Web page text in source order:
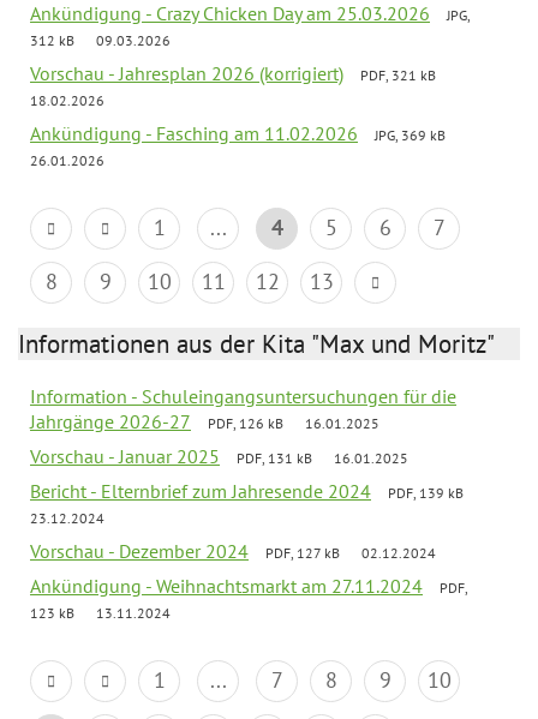
Ankündigung - Crazy Chicken Day am 25.03.2026
JPG,
312 kB
09.03.2026
Vorschau - Jahresplan 2026 (korrigiert)
PDF, 321 kB
18.02.2026
Ankündigung - Fasching am 11.02.2026
JPG, 369 kB
26.01.2026
1 ... 4 5 6
7
8
9 10 11 12 13
Informationen aus der Kita "Max und Moritz"
Information - Schuleingangsuntersuchungen für die
Jahrgänge 2026-27
PDF, 126 kB 16.01.2025
Vorschau - Januar 2025 PDF, 131 kB 16.01.2025
Bericht - Elternbrief zum Jahresende 2024
PDF, 139 kB
23.12.2024
Vorschau - Dezember 2024 PDF, 127 kB 02.12.2024
Ankündigung - Weihnachtsmarkt am 27.11.2024
PDF,
123 kB
13.11.2024
1 ... 7 8 9
10